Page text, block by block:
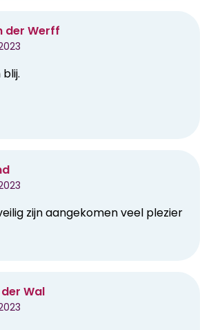
der Werff
zijn aangekomen veel plezier
Wal